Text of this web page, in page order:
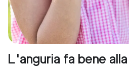
L'anguria fa bene